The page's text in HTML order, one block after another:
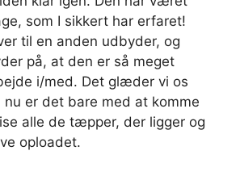
som I sikkert har erfaret!
til en anden udbyder, og
på, at den er så meget
i/med. Det glæder vi os
er det bare med at komme
alle de tæpper, der ligger og
oploadet.